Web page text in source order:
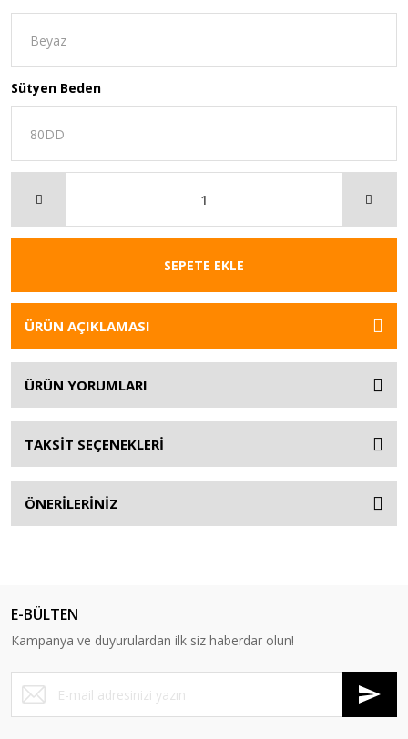
Sütyen Beden
SEPETE EKLE
ÜRÜN AÇIKLAMASI
ÜRÜN YORUMLARI
TAKSİT SEÇENEKLERİ
ÖNERİLERİNİZ
E-BÜLTEN
Kampanya ve duyurulardan ilk siz haberdar olun!